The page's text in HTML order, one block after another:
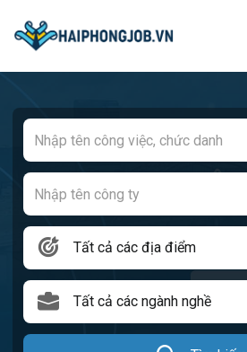
Tất cả các địa điểm
Tất cả các ngành nghề